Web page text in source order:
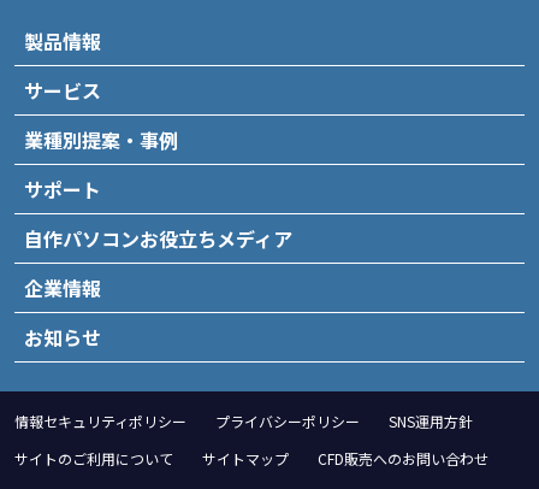
製品情報
サービス
業種別提案・事例
サポート
自作パソコンお役立ちメディア
企業情報
お知らせ
情報セキュリティポリシー プライバシーポリシー
SNS運用方針
サイトのご利用について
サイトマップ CFD販売へのお問い合わせ